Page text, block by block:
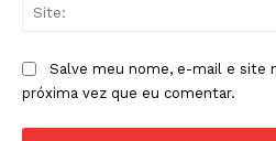
Salve meu nome, e-mail e site
próxima vez que eu comentar.